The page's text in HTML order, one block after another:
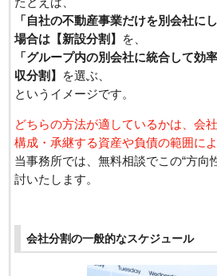
たとえば、
「自社の不動産事業だけを別会社に
場合は【新設分割】
を、
「グループ内の別会社に統合して効
収分割】
を選ぶ、
というイメージです。
どちらの方法が適しているかは、会
構成・承継する資産や負債の範囲に
当事務所では、無料相談でこの“方向
討いたします。
会社分割の一般的なスケジュール